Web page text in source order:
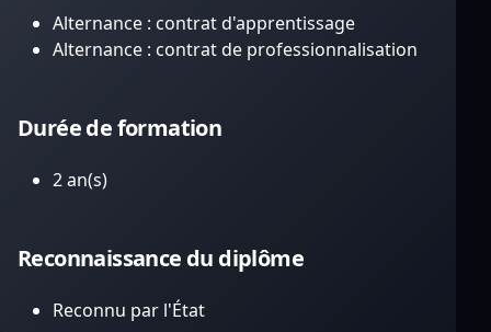
Alternance : contrat d'apprentissage
Alternance : contrat de professionnalisation
Durée de formation
2 an(s)
Reconnaissance du diplôme
Reconnu par l'État